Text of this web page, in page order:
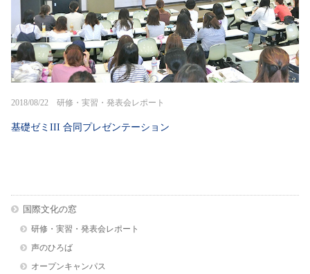
2018/08/22 研修・実習・発表会レポート
基礎ゼミIII 合同プレゼンテーション
国際文化の窓
研修・実習・発表会レポート
声のひろば
オープンキャンパス